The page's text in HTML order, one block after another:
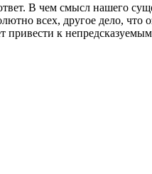
В чем смысл нашего
всех, другое дело, что
к